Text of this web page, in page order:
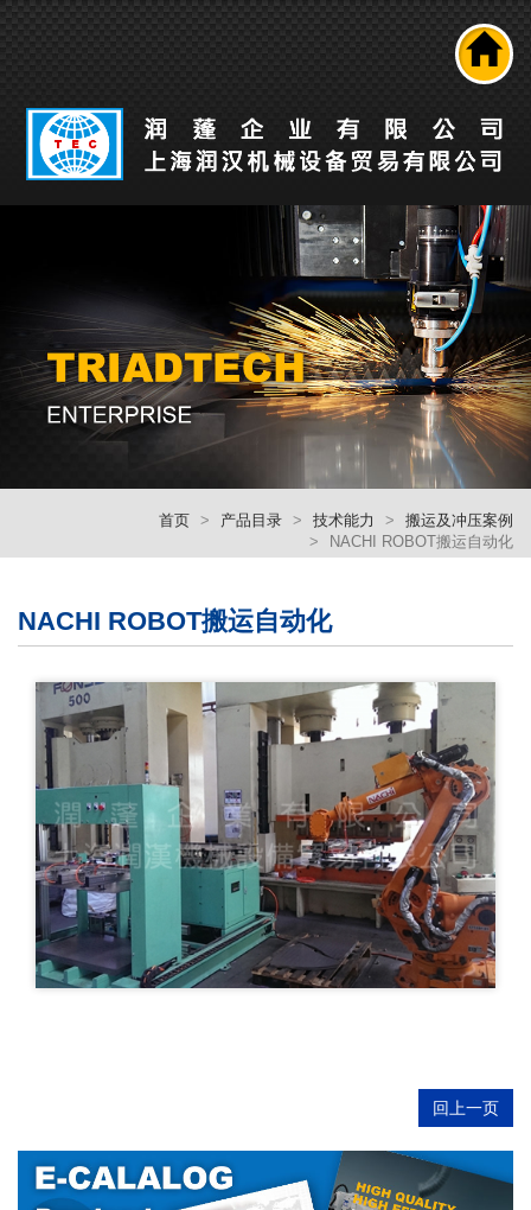
首页 产品目录 技术能力
搬运及冲压案例
NACHI ROBOT搬运自动化
NACHI ROBOT搬运自动化
回上一页
产品介紹
技术能力
人才招募
回首頁